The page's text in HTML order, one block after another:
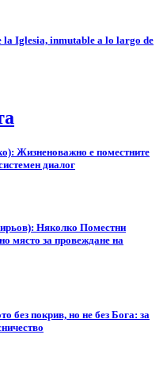
Iglesia, inmutable a lo largo de
Жизненоважно е поместните
диалог
Няколко Поместни
място за провеждане на
без покрив, но не без Бога: за